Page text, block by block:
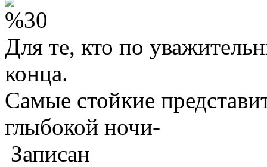
Для те, кто по
конца.
Самые стойкие
глыбокой ночи-
Записан